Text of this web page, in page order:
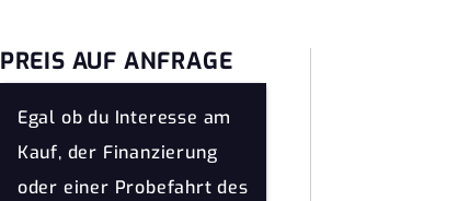
PREIS AUF ANFRAGE
Egal ob du Interesse am
Kauf, der Finanzierung
oder einer Probefahrt des